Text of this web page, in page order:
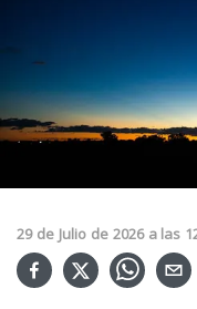
29 de Julio de 2026 a las